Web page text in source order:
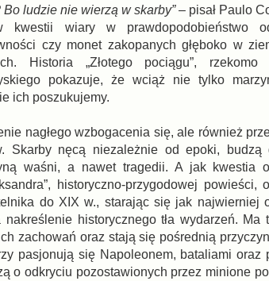
ludzie nie wierzą w skarby”– pisał Paulo
kwestii wiary w prawdopodobieństwo
czy monet zakopanych głęboko w
Historia „Złotego pociągu”,
pokazuje, że wciąż nie tylko
ich poszukujemy.
nagłego wzbogacenia się, ale również
Skarby nęcą niezależnie od epoki, budzą
waśni, a nawet tragedii. A jak kwestia
historyczno-przygodowej powieści,
do XIX w., starając się jak najwierniej
historycznego tła wydarzeń.
zachowań oraz stają się pośrednią
pasjonują się Napoleonem, bataliami oraz
o odkryciu pozostawionych przez minione